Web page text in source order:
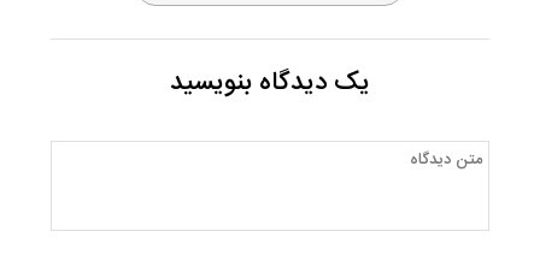
یک دیدگاه بنویسید